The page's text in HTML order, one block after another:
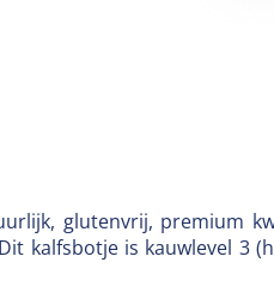
glutenvrij, premium
kalfsbotje is kauwlevel 3